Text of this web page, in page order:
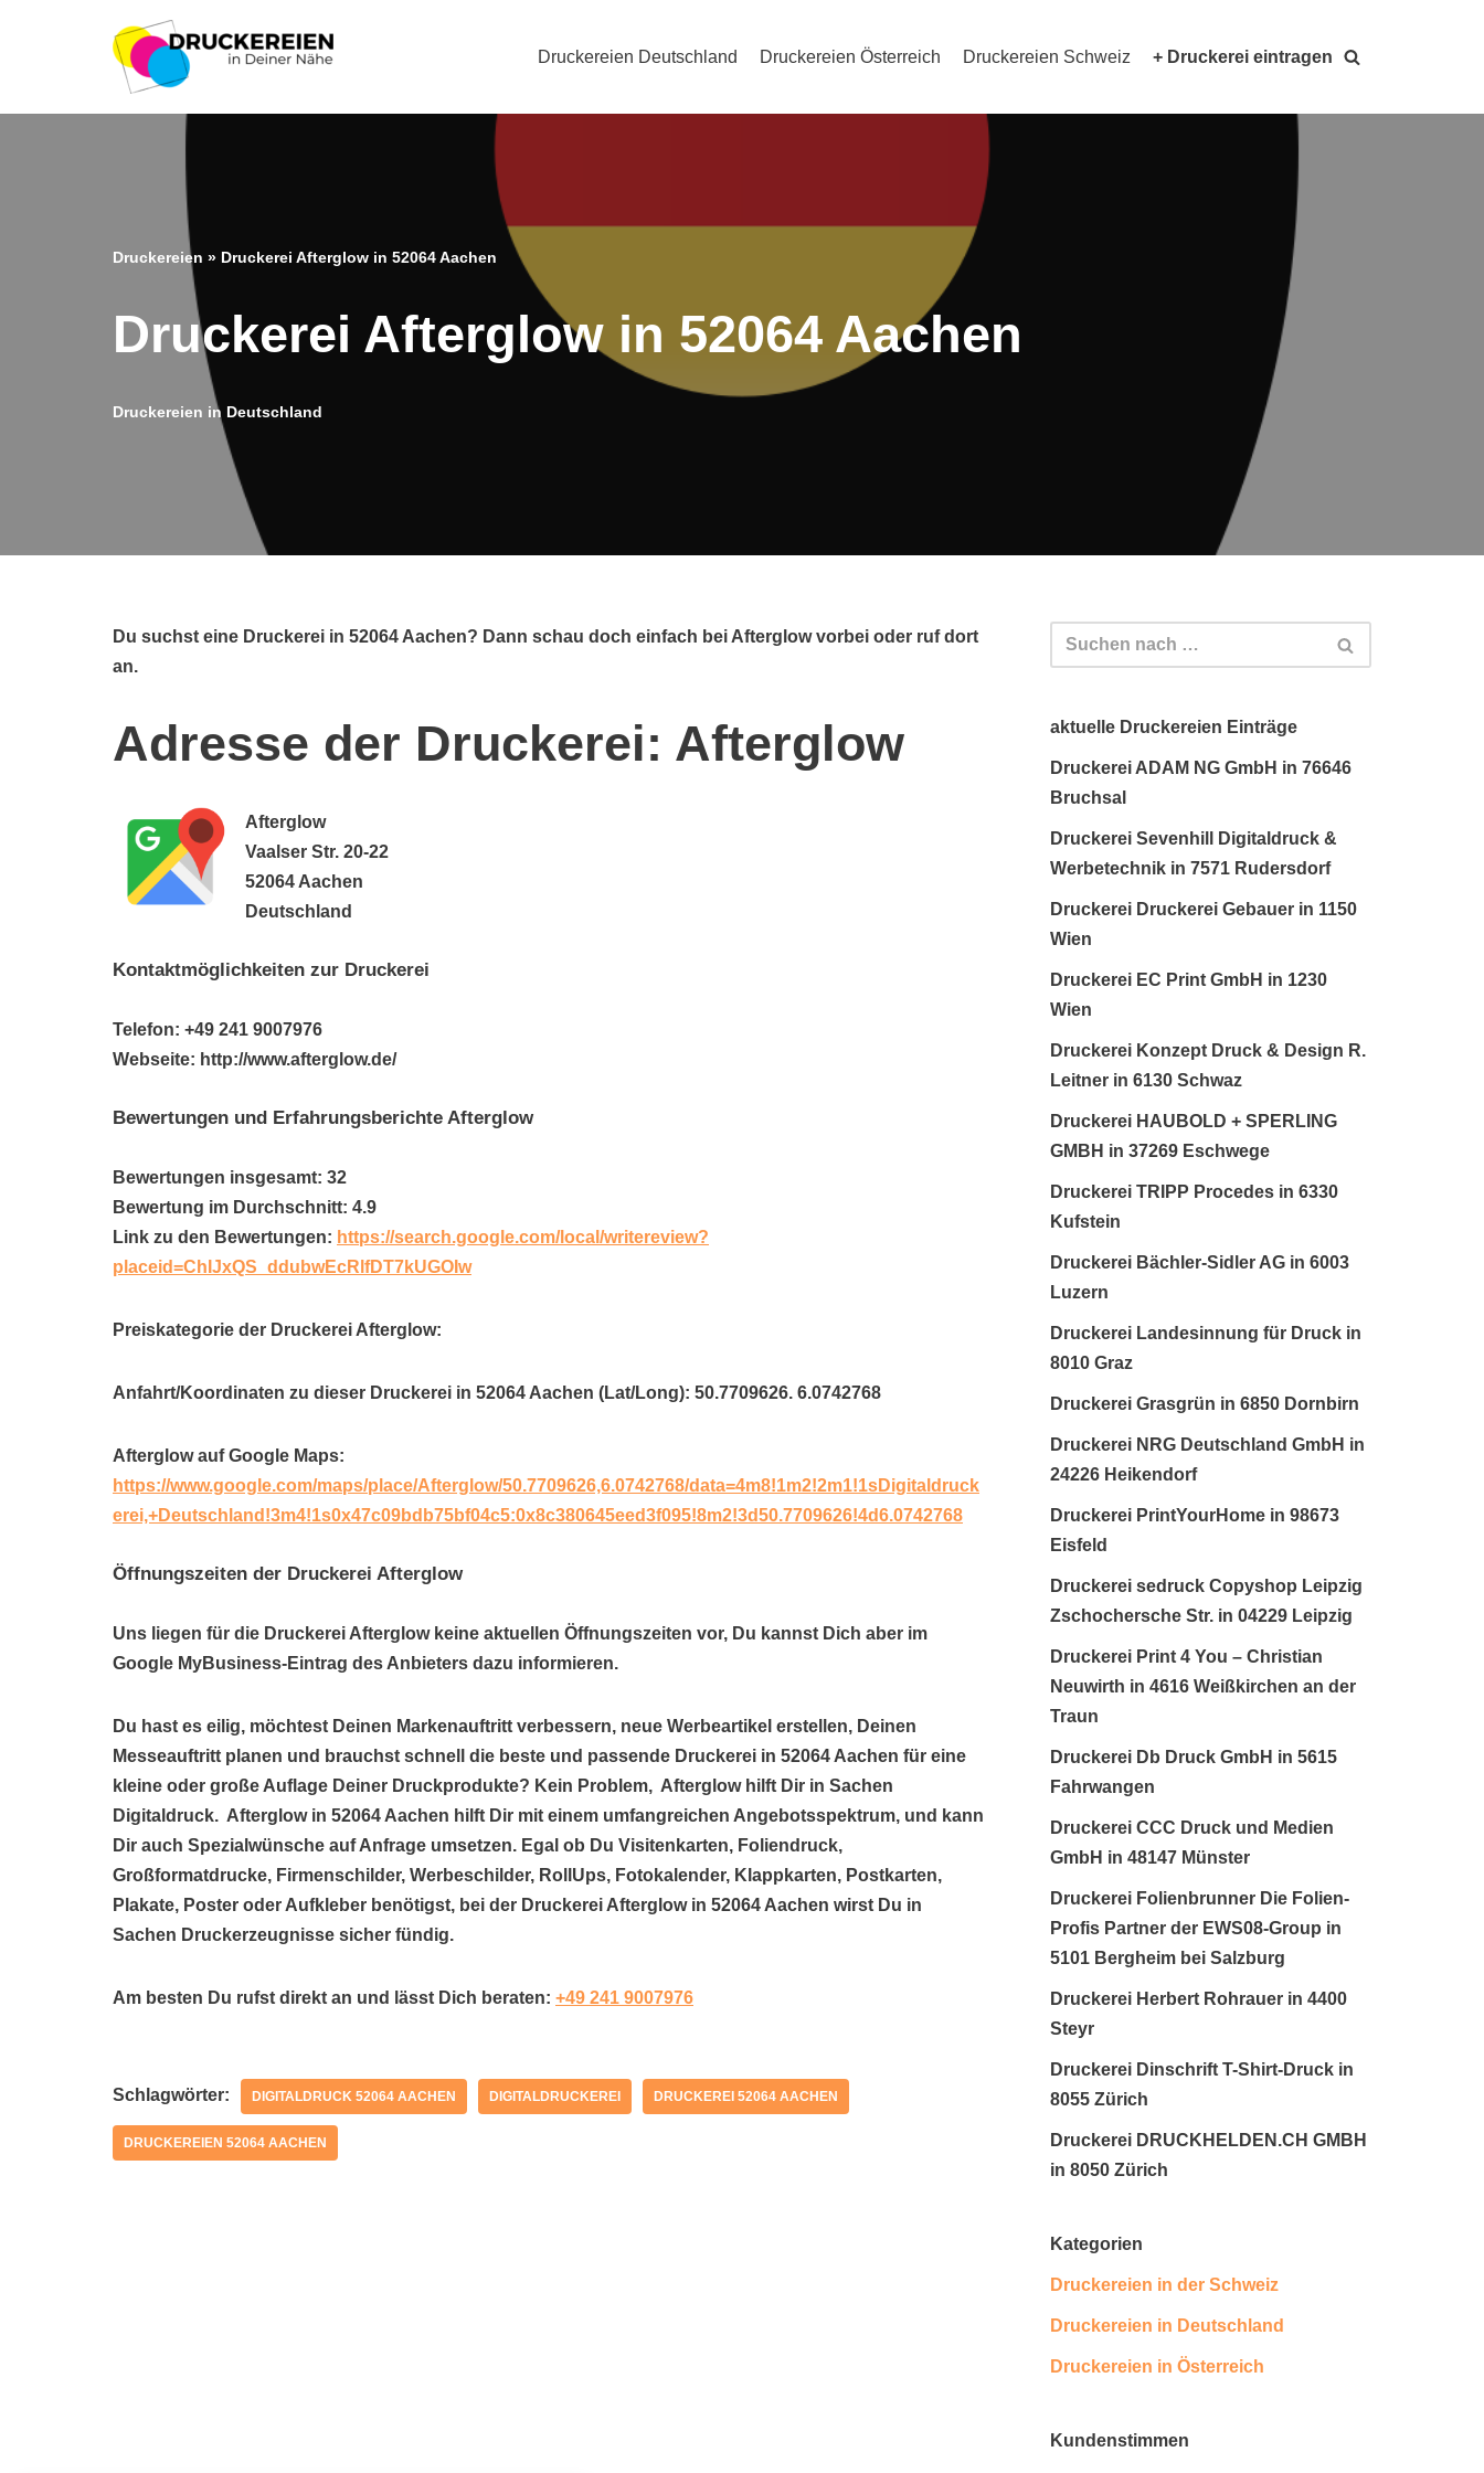
Druckereien Deutschland Druckereien Österreich Druckereien Schweiz + Druckerei eintragen
Druckereien » Druckerei Afterglow in 52064 Aachen
Druckerei Afterglow in 52064 Aachen
Druckereien in Deutschland
Du suchst eine Druckerei in 52064 Aachen? Dann schau doch einfach bei Afterglow vorbei oder ruf dort
an.
Adresse der Druckerei: Afterglow
Afterglow
Vaalser Str. 20-22
52064 Aachen
Deutschland
Kontaktmöglichkeiten zur Druckerei
Telefon: +49 241 9007976
Webseite: http://www.afterglow.de/
Bewertungen und Erfahrungsberichte Afterglow
Bewertungen insgesamt: 32
Bewertung im Durchschnitt: 4.9
Link zu den Bewertungen: https://search.google.com/local/writereview?
placeid=ChIJxQS_ddubwEcRlfDT7kUGOIw
Preiskategorie der Druckerei Afterglow:
Anfahrt/Koordinaten zu dieser Druckerei in 52064 Aachen (Lat/Long): 50.7709626. 6.0742768
Afterglow auf Google Maps:
https://www.google.com/maps/place/Afterglow/50.7709626,6.0742768/data=4m8!1m2!2m1!1sDigitaldruck
erei,+Deutschland!3m4!1s0x47c09bdb75bf04c5:0x8c380645eed3f095!8m2!3d50.7709626!4d6.0742768
Öffnungszeiten der Druckerei Afterglow
Uns liegen für die Druckerei Afterglow keine aktuellen Öffnungszeiten vor, Du kannst Dich aber im
Google MyBusiness-Eintrag des Anbieters dazu informieren.
Du hast es eilig, möchtest Deinen Markenauftritt verbessern, neue Werbeartikel erstellen, Deinen
Messeauftritt planen und brauchst schnell die beste und passende Druckerei in 52064 Aachen für eine
kleine oder große Auflage Deiner Druckprodukte? Kein Problem, Afterglow hilft Dir in Sachen
Digitaldruck. Afterglow in 52064 Aachen hilft Dir mit einem umfangreichen Angebotsspektrum, und kann
Dir auch Spezialwünsche auf Anfrage umsetzen. Egal ob Du Visitenkarten, Foliendruck,
Großformatdrucke, Firmenschilder, Werbeschilder, RollUps, Fotokalender, Klappkarten, Postkarten,
Plakate, Poster oder Aufkleber benötigst, bei der Druckerei Afterglow in 52064 Aachen wirst Du in
Sachen Druckerzeugnisse sicher fündig.
Am besten Du rufst direkt an und lässt Dich beraten: +49 241 9007976
Schlagwörter: DIGITALDRUCK 52064 AACHEN DIGITALDRUCKEREI DRUCKEREI 52064 AACHEN
DRUCKEREIEN 52064 AACHEN
aktuelle Druckereien Einträge
Druckerei ADAM NG GmbH in 76646
Bruchsal
Druckerei Sevenhill Digitaldruck &
Werbetechnik in 7571 Rudersdorf
Druckerei Druckerei Gebauer in 1150
Wien
Druckerei EC Print GmbH in 1230
Wien
Druckerei Konzept Druck & Design R.
Leitner in 6130 Schwaz
Druckerei HAUBOLD + SPERLING
GMBH in 37269 Eschwege
Druckerei TRIPP Procedes in 6330
Kufstein
Druckerei Bächler-Sidler AG in 6003
Luzern
Druckerei Landesinnung für Druck in
8010 Graz
Druckerei Grasgrün in 6850 Dornbirn
Druckerei NRG Deutschland GmbH in
24226 Heikendorf
Druckerei PrintYourHome in 98673
Eisfeld
Druckerei sedruck Copyshop Leipzig
Zschochersche Str. in 04229 Leipzig
Druckerei Print 4 You – Christian
Neuwirth in 4616 Weißkirchen an der
Traun
Druckerei Db Druck GmbH in 5615
Fahrwangen
Druckerei CCC Druck und Medien
GmbH in 48147 Münster
Druckerei Folienbrunner Die Folien-
Profis Partner der EWS08-Group in
5101 Bergheim bei Salzburg
Druckerei Herbert Rohrauer in 4400
Steyr
Druckerei Dinschrift T-Shirt-Druck in
8055 Zürich
Druckerei DRUCKHELDEN.CH GMBH
in 8050 Zürich
Kategorien
Druckereien in der Schweiz
Druckereien in Deutschland
Druckereien in Österreich
Kundenstimmen